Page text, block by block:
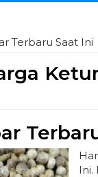
Terbaru Saat Ini
Ini.